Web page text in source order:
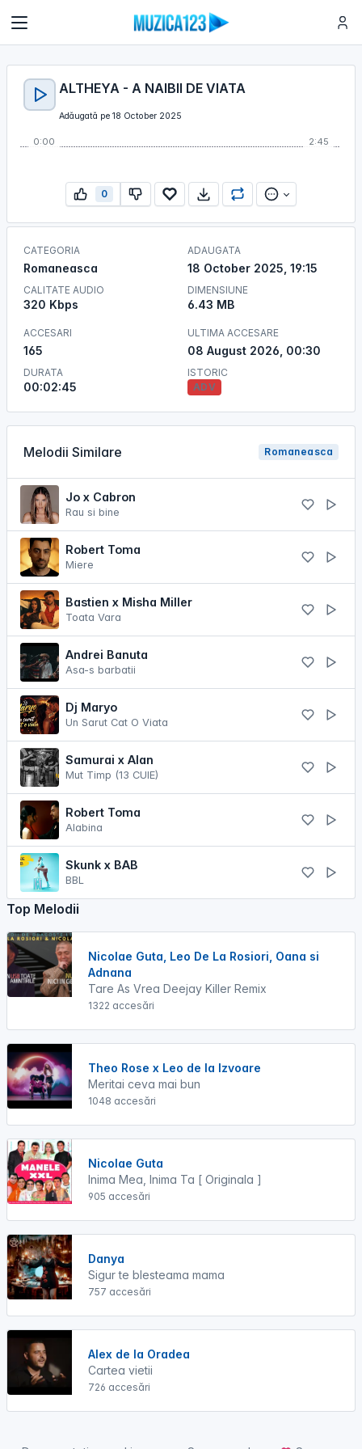
ALTHEYA - A NAIBII DE VIATA
Adăugată pe 18 October 2025
0:00 2:45
0
CATEGORIA
Romaneasca
CALITATE AUDIO
320 Kbps
ADAUGATA
18 October 2025, 19:15
DIMENSIUNE
6.43 MB
ACCESARI
165
DURATA
00:02:45
ULTIMA ACCESARE
08 August 2026, 00:30
ISTORIC
ADV
Melodii Similare Romaneasca
Jo x Cabron
Rau si bine
Robert Toma
Miere
Bastien x Misha Miller
Toata Vara
Andrei Banuta
Asa-s barbatii
Dj Maryo
Un Sarut Cat O Viata
Samurai x Alan
Mut Timp (13 CUIE)
Robert Toma
Alabina
Skunk x BAB
BBL
Top Melodii
Nicolae Guta, Leo De La Rosiori, Oana si
Adnana
Tare As Vrea Deejay Killer Remix
1322 accesări
Theo Rose x Leo de la Izvoare
Meritai ceva mai bun
1048 accesări
Nicolae Guta
Inima Mea, Inima Ta [ Originala ]
905 accesări
Danya
Sigur te blesteama mama
757 accesări
Alex de la Oradea
Cartea vietii
726 accesări